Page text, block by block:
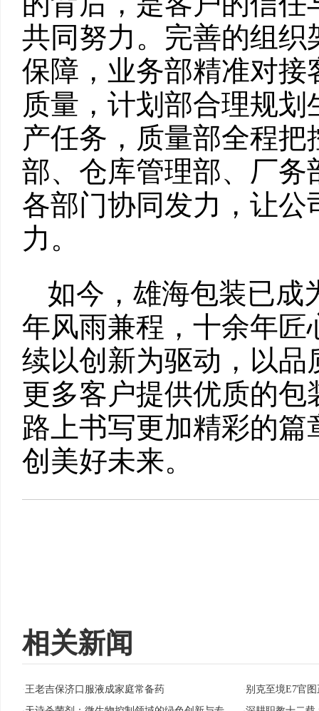
共同努力。完善的组
保障，业务部精准对
质量，计划部合理规
产任务，质量部全程
部、仓库管理部、厂
各部门协同发力，让
力。
如今，雄海包装已成
年风雨兼程，十余年
续以创新为驱动，以
更多客户提供优质的
路上书写更加精彩的
创美好未来。
相关新闻
·王老吉保济口服液成家庭常备药 ·别克至境E7官